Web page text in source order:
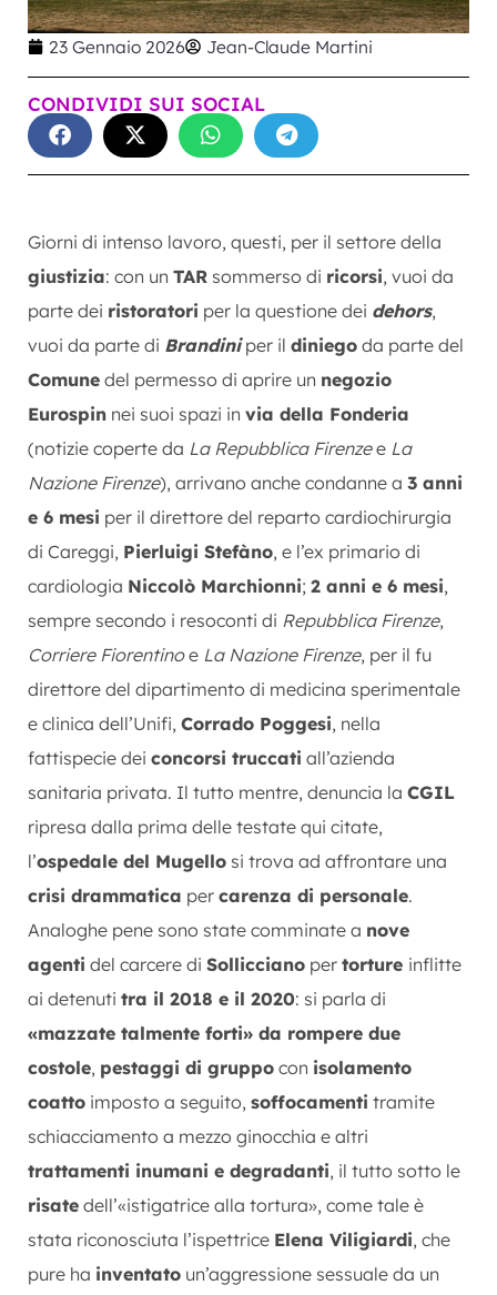
23 Gennaio 2026 Jean-Claude Martini
CONDIVIDI SUI SOCIAL
Giorni di intenso lavoro, questi, per il settore della
giustizia: con un TAR sommerso di ricorsi, vuoi da
parte dei ristoratori per la questione dei dehors,
vuoi da parte di Brandini per il diniego da parte del
Comune del permesso di aprire un negozio
Eurospin nei suoi spazi in via della Fonderia
(notizie coperte da La Repubblica Firenzee La
Nazione Firenze), arrivano anche condanne a 3 anni
e 6 mesi per il direttore del reparto cardiochirurgia
di Careggi, Pierluigi Stefàno, e l’ex primario di
cardiologia Niccolò Marchionni; 2 anni e 6 mesi,
sempre secondo i resoconti di Repubblica Firenze,
Corriere Fiorentinoe La Nazione Firenze, per il fu
direttore del dipartimento di medicina sperimentale
e clinica dell’Unifi, Corrado Poggesi, nella
fattispecie dei concorsi truccati all’azienda
sanitaria privata. Il tutto mentre, denuncia la CGIL
ripresa dalla prima delle testate qui citate,
l’ospedale del Mugello si trova ad affrontare una
crisi drammatica per carenza di personale.
Analoghe pene sono state comminate a nove
agenti del carcere di Sollicciano per torture inflitte
ai detenuti tra il 2018 e il 2020: si parla di
«mazzate talmente forti» da rompere due
costole, pestaggi di gruppo con isolamento
coatto imposto a seguito, soffocamenti tramite
schiacciamento a mezzo ginocchia e altri
trattamenti inumani e degradanti, il tutto sotto le
risate dell’«istigatrice alla tortura», come tale è
stata riconosciuta l’ispettrice Elena Viligiardi, che
pure ha inventato un’aggressione sessuale da un